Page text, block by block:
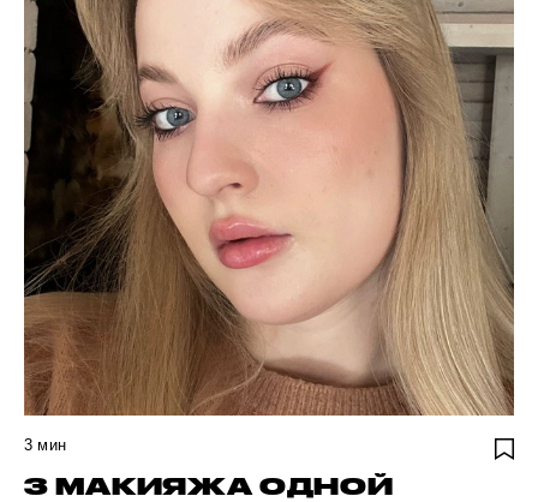
3 мин
3 МАКИЯЖА ОДНОЙ